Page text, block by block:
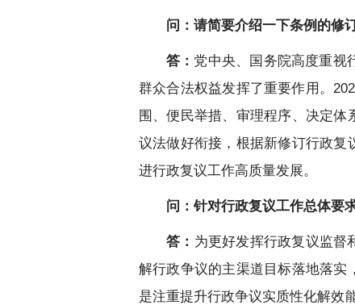
问：请简要介绍一下条例的修
答： 党中央、国务院高度重视
群众合法权益发挥了重要作用。
围、便民举措、审理程序、决定
议法做好衔接，根据新修订行政复
进行政复议工作高质量发展。
问：针对行政复议工作总体要
答： 为更好发挥行政复议监督
解行政争议的主渠道目标落地落实
是注重提升行政争议实质性化解效